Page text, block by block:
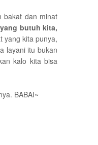
bakat dan minat
butuh kita,
yang kita punya,
layani itu bukan
kalo kita bisa
BABAI~